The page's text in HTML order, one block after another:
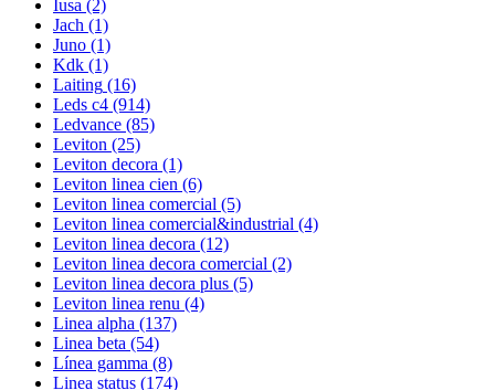
Iusa (2)
Jach (1)
Juno (1)
Kdk (1)
Laiting (16)
Leds c4 (914)
Ledvance (85)
Leviton (25)
Leviton decora (1)
Leviton linea cien (6)
Leviton linea comercial (5)
Leviton linea comercial&industrial (4)
Leviton linea decora (12)
Leviton linea decora comercial (2)
Leviton linea decora plus (5)
Leviton linea renu (4)
Linea alpha (137)
Linea beta (54)
Línea gamma (8)
Linea status (174)